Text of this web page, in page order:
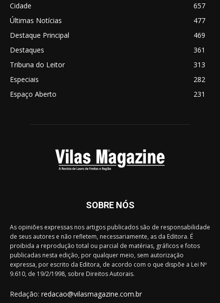
Cidade
657
Últimas Notícias
477
Destaque Principal
469
Destaques
361
Tribuna do Leitor
313
Especiais
282
Espaço Aberto
231
SOBRE NÓS
As opiniões expressas nos artigos publicados são de responsabilidade
de seus autores e não refletem, necessariamente, as da Editora. É
proibida a reprodução total ou parcial de matérias, gráficos e fotos
publicadas nesta edição, por qualquer meio, sem autorização
expressa, por escrito da Editora, de acordo com o que dispõe a Lei Nº
9.610, de 19/2/1998, sobre Direitos Autorais.
Redação: redacao@vilasmagazine.com.br